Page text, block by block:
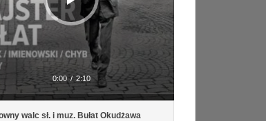
0:00 / 2:10
walc sł. i muz. Bułat Okudżawa